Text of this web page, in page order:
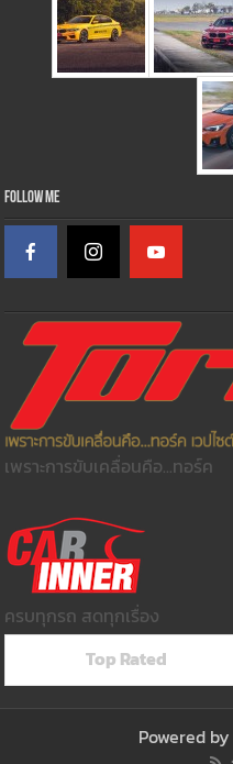
Follow Me
เพราะการขับเคลื่อนคือ...ทอร์ค
ครบทุกรถ สดทุกเรื่อง
Top Rated
Powered by